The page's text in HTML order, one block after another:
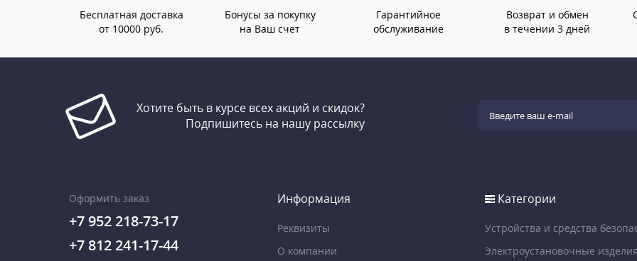
Бесплатная доставка
от 10000 руб.
Бонусы за покупку
на Ваш счет
Гарантийное
обслуживание
Возврат и обмен
в течении 3 дней
Хотите быть в курсе всех акций и скидок?
Подпишитесь на нашу рассылку
Оформить заказ
+7 952 218-73-17
+7 812 241-17-44
Информация
Реквизиты
О компании
Категории
Устройства и средства
Электроустановочные изделия